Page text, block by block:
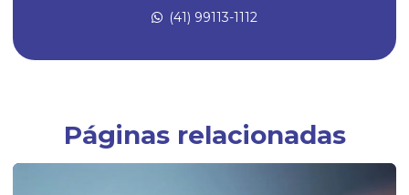
Empresa de artefatos de borracha
Fábrica de anel oring
(41) 99113-1112
Páginas relacionadas